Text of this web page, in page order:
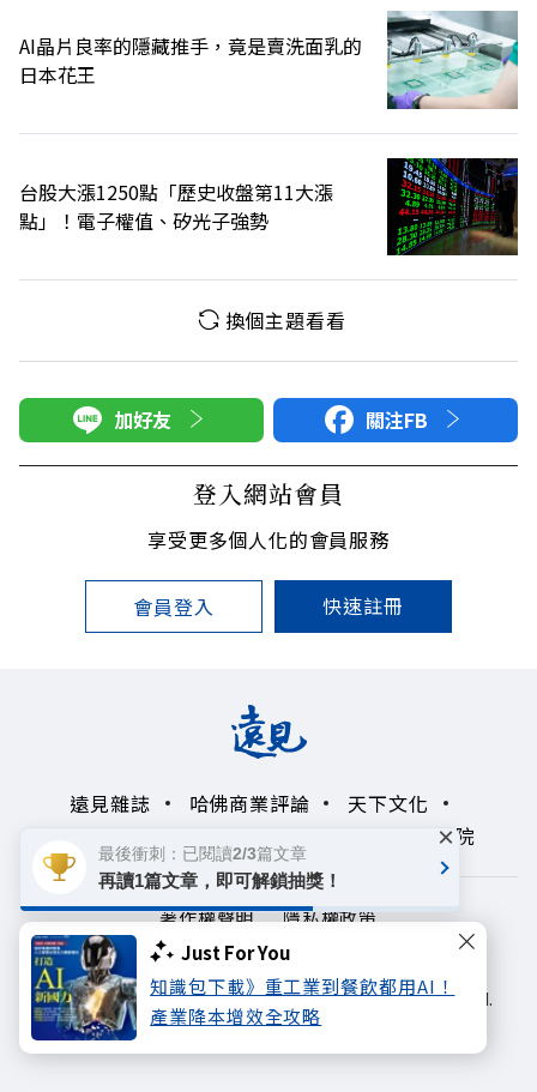
Just For You
知識包下載》重工業到餐飲都用AI！
產業降本增效全攻略
AI晶片良率的隱藏推手，竟是賣洗面乳的
日本花王
台股大漲1250點「歷史收盤第11大漲
點」！電子權值、矽光子強勢
換個主題看看
加好友 關注FB
登入網站會員
享受更多個人化的會員服務
會員登入 快速註冊
遠見雜誌 哈佛商業評論
天下文化
未來親子學習平台
領導影響力學院
著作權聲明
隱私權政策
Copyright© 1999~2026
遠見天下文化出版股份有限公司. All rights reserved.
最後衝刺：已閱讀2/3篇文章
再讀1篇文章，即可解鎖抽獎！
×